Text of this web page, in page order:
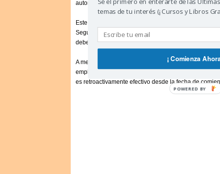
autoridades gubernamentales correspondientes.
Este certificado de cobertura no debe ser entregado
Seguridad social. En cambio, debe ser remitido al
debe retener una copia del mismo.
A menudo, un certificado de cobertura puede
empleo dentro de territorio estadounidense. En casi
es retroactivamente efectivo desde la fecha de
temas de tu interés (¡ Cursos y Libros
¡ Comienza
POWERED